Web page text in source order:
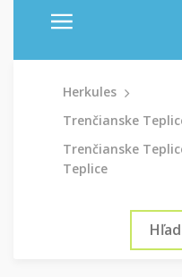
Herkules
Trenčianske
Trenčianske
Teplice